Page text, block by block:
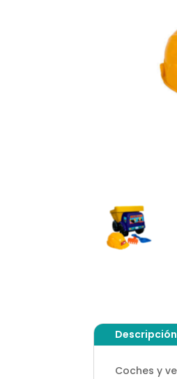
Descripción
Coches y